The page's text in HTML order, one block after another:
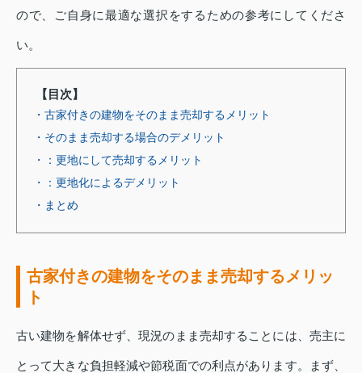
ので、ご自身に最適な選択をするための参考にしてくださ
い。
【目次】
・古家付きの建物をそのまま売却するメリット
・そのまま売却する場合のデメリット
・：更地にして売却するメリット
・：更地化によるデメリット
・まとめ
古家付きの建物をそのまま売却するメリッ
ト
古い建物を解体せず、現況のまま売却することには、売主に
とって大きな負担軽減や節税面での利点があります。まず、